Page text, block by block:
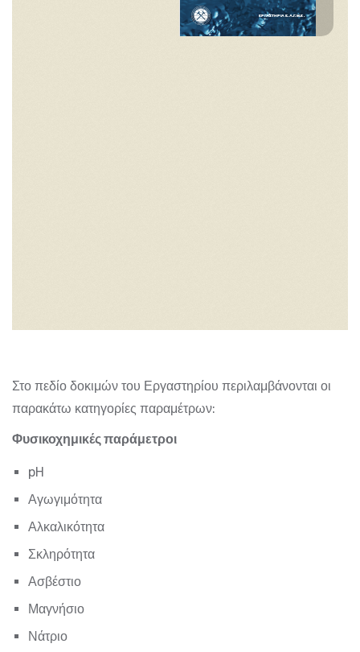
Στο πεδίο δοκιμών του Εργαστηρίου περιλαμβάνονται οι
παρακάτω κατηγορίες παραμέτρων:
Φυσικοχημικές παράμετροι
pH
Αγωγιμότητα
Αλκαλικότητα
Σκληρότητα
Ασβέστιο
Μαγνήσιο
Νάτριο